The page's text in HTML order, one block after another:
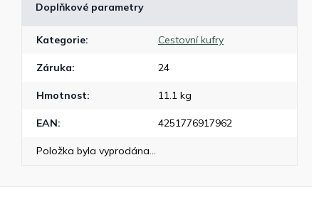
Doplňkové parametry
Kategorie: Cestovní kufry
Záruka: 24
Hmotnost: 11.1 kg
EAN: 4251776917962
Položka byla vyprodána…